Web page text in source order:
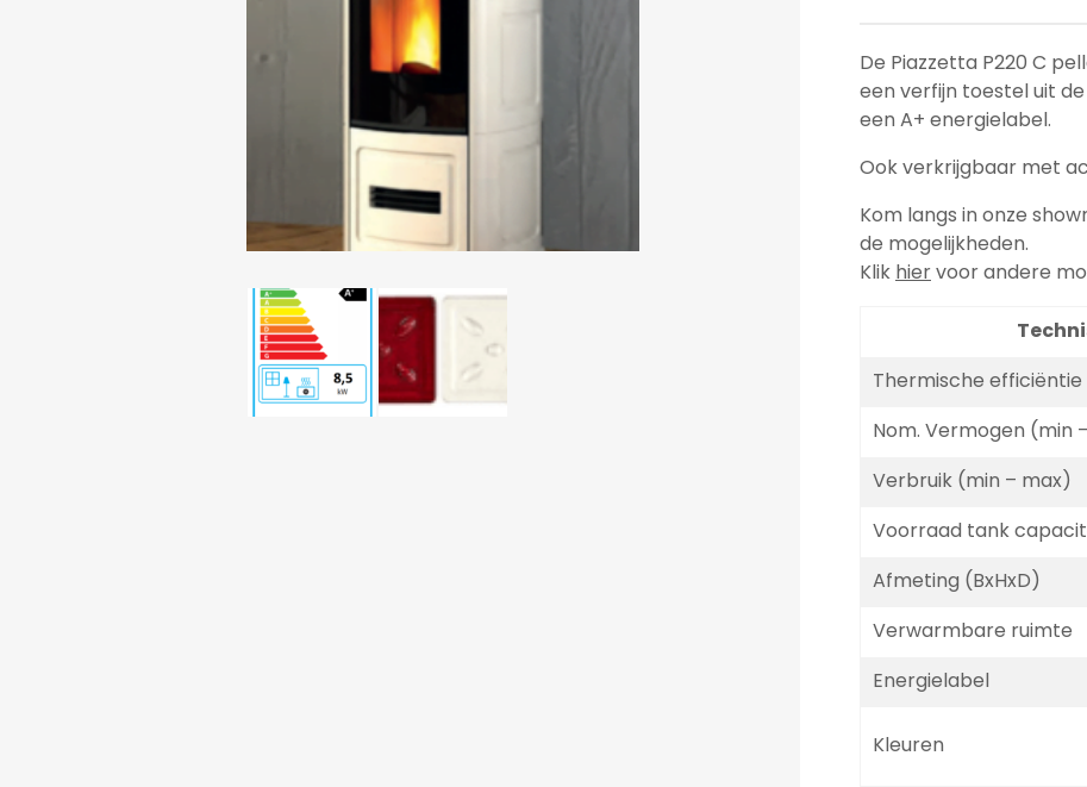
De Piazzetta P220 C
een verfijn toestel uit
een A+ energielabel.
Ook verkrijgbaar met
Kom langs in onze
de mogelijkheden.
Klik hiervoor andere
Thermische efficiëntie
Nom. Vermogen (min
Verbruik (min – max)
Voorraad tank
Afmeting (BxHxD)
Verwarmbare ruimte
Energielabel
Kleuren